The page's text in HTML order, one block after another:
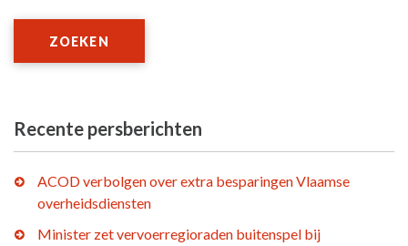
ZOEKEN
Recente persberichten
ACOD verbolgen over extra besparingen Vlaamse
overheidsdiensten
Minister zet vervoerregioraden buitenspel bij